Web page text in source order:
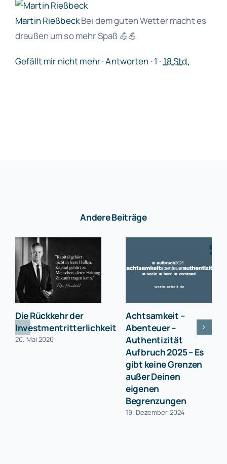
Martin RießbeckBei dem guten Wetter macht es
draußen um so mehr Spaß 💪💪
Gefällt mir nicht mehr·Antworten · 1 · 18 Std.
Andere Beiträge
Die Rückkehr der
Investmentritterlichkeit
20. Mai 2026
Achtsamkeit –
Abenteuer –
Authentizität
Aufbruch 2025 – Es
gibt keine Grenzen
außer Deinen
eigenen
Begrenzungen
19. Dezember 2024